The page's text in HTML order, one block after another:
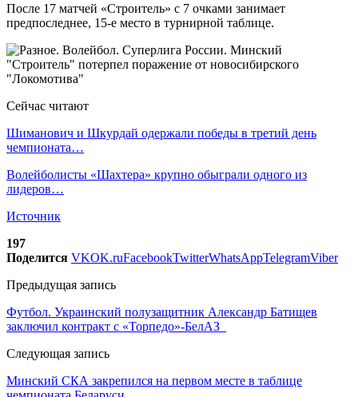
После 17 матчей «Строитель» с 7 очками занимает
предпоследнее, 15-е место в турнирной таблице.
Сейчас читают
Шиманович и Шкурдай одержали победы в третий день
чемпионата…
Волейболисты «Шахтера» крупно обыграли одного из
лидеров…
Источник
197
Поделится VKOK.ruFacebookTwitterWhatsAppTelegramViber
Предыдущая запись
Футбол. Украинский полузащитник Александр Батищев
заключил контракт с «Торпедо»-БелАЗ
Следующая запись
Минский СКА закрепился на первом месте в таблице